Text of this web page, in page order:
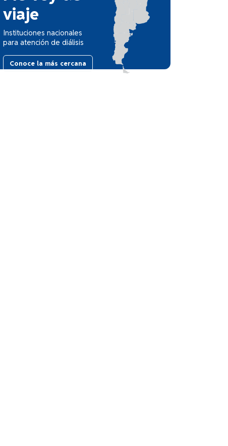
viaje
Instituciones nacionales
para atención de diálisis
Conoce la más cercana